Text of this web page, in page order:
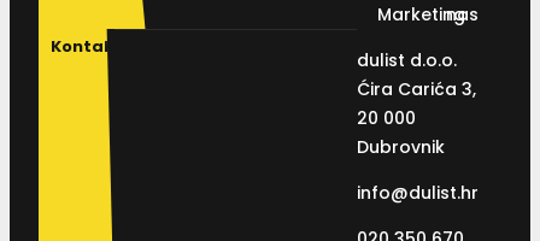
Marketing
nas
Kontakt
dulist d.o.o.
Ćira Carića 3,
20 000
Dubrovnik
info@dulist.hr